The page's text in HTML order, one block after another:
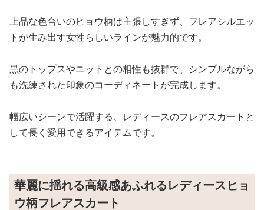
上品な色合いのヒョウ柄は主張しすぎず、フレアシルエッ
トが生み出す女性らしいラインが魅力的です。
黒のトップスやニットとの相性も抜群で、シンプルながら
も洗練された印象のコーディネートが完成します。
幅広いシーンで活躍する、レディースのフレアスカートと
して長く愛用できるアイテムです。
華麗に揺れる高級感あふれるレディースヒョ
ウ柄フレアスカート